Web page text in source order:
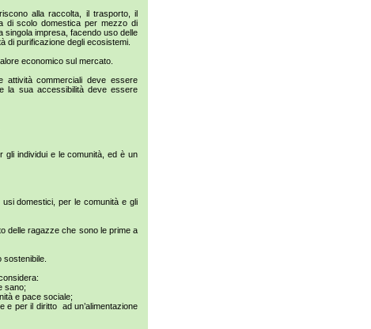
alla raccolta, il trasporto, il
di scolo domestica per mezzo di
singola impresa, facendo uso delle
di purificazione degli ecosistemi.
economico sul mercato.
commerciali deve essere
la sua accessibilità deve essere
individui e le comunità, ed è un
domestici, per le comunità e gli
delle ragazze che sono le prime a
sano;
e pace sociale;
per il diritto ad un’alimentazione